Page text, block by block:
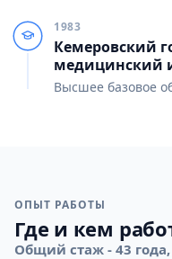
1983
Кемеровский
медицинский
Высшее базовое
ОПЫТ РАБОТЫ
Где и кем
Общий стаж - 43 года,